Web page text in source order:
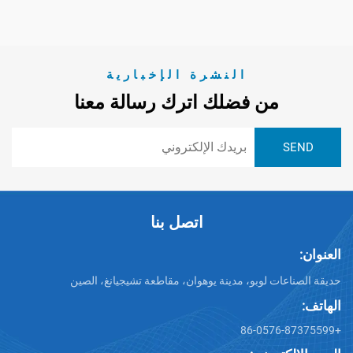
النشرة الإخبارية
من فضلك اترك رسالة معنا
لوبو، مدينة يوهوان، مقاطعة تشيجيانغ، الصين